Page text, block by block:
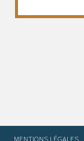
MENTIONS LÉGALES